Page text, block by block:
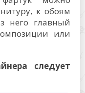
к обоям
него главный
или
следует